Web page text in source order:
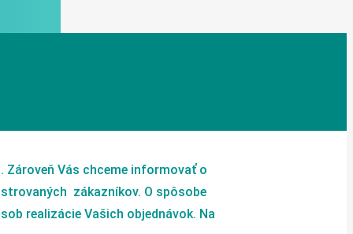
Vás chceme informovať o
zákazníkov. O spôsobe
realizácie Vašich objednávok. Na